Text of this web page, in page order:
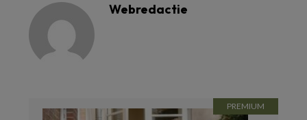
Webredactie